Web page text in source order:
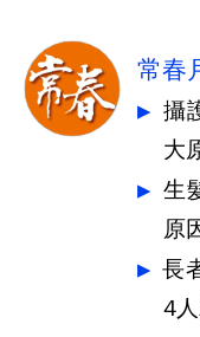
常春
攝
生
長
4